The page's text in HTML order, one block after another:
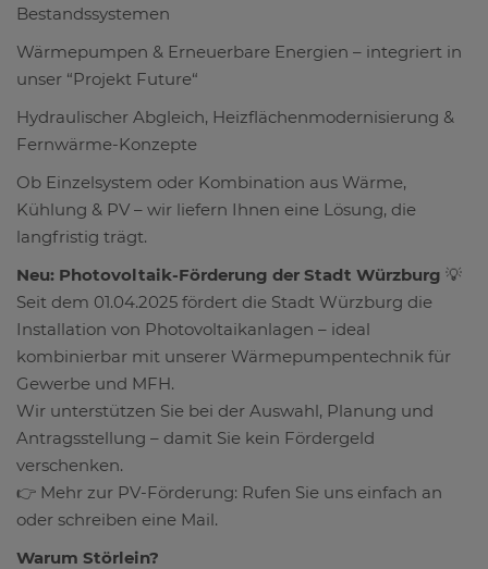
Bestandssystemen
Wärmepumpen & Erneuerbare Energien – integriert in
unser “Projekt Future“
Hydraulischer Abgleich, Heizflächenmodernisierung &
Fernwärme-Konzepte
Ob Einzelsystem oder Kombination aus Wärme,
Kühlung & PV – wir liefern Ihnen eine Lösung, die
langfristig trägt.
Neu: Photovoltaik-Förderung der Stadt Würzburg 💡
Seit dem 01.04.2025 fördert die Stadt Würzburg die
Installation von Photovoltaikanlagen – ideal
kombinierbar mit unserer Wärmepumpentechnik für
Gewerbe und MFH.
Wir unterstützen Sie bei der Auswahl, Planung und
Antragsstellung – damit Sie kein Fördergeld
verschenken.
👉 Mehr zur PV-Förderung: Rufen Sie uns einfach an
oder schreiben eine Mail.
Warum Störlein?